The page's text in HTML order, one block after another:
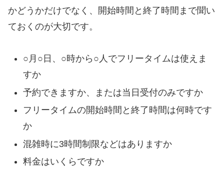
かどうかだけでなく、開始時間と終了時間まで聞い
ておくのが大切です。
○月○日、○時から○人でフリータイムは使えま
すか
予約できますか、または当日受付のみですか
フリータイムの開始時間と終了時間は何時です
か
混雑時に3時間制限などはありますか
料金はいくらですか